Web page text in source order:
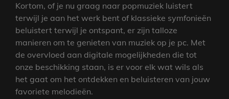
Kortom, of je nu graag naar popmuziek luistert
terwijl je aan het werk bent of klassieke symfonieën
beluistert terwijl je ontspant, er zijn talloze
manieren om te genieten van muziek op je pc. Met
de overvloed aan digitale mogelijkheden die tot
onze beschikking staan, is er voor elk wat wils als
het gaat om het ontdekken en beluisteren van jouw
favoriete melodieën.